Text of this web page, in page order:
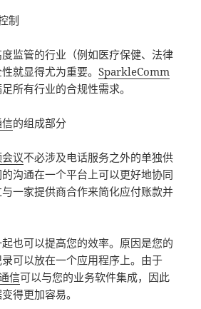
制
监管的行业（例如医疗保健、法律
就显得尤为重要。SparkleComm
所有行业的合规性需求。
的组成部分
议不必涉及电话服务之外的单独供
沟通在一个平台上可以更好地协同
一家提供商合作来简化应付账款并
也可以提高您的效率。原因是您的
可以放在一个应用程序上。由于
信可以与您的业务软件集成，因此
得更加容易。